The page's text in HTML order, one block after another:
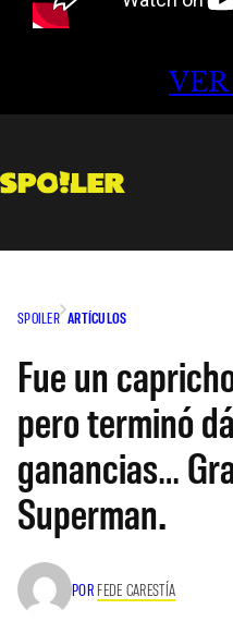
SPOILER ARTÍCULOS
Fue un
pero terminó
ganancias…
Superman.
POR FEDE CARESTÍA